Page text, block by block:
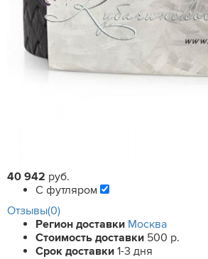
40 942 руб.
С футляром
Отзывы(0)
Регион доставки Москва
Стоимость доставки 500 р.
Срок доставки 1-3 дня